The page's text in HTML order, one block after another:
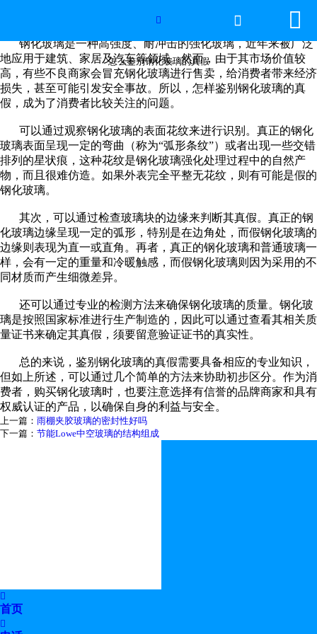
网站首页
世界杯官方网页版
产品中心
新闻中心
工程案例
视频中心
联系我们

怎么鉴别钢化玻璃的真假
 
怎么鉴别钢化玻璃的真假
钢化玻璃是一种高强度、耐冲击的强化玻璃，近年来被广泛
地应用于建筑、家居及汽车等领域。然而，由于其市场价值较
高，有些不良商家会冒充钢化玻璃进行售卖，给消费者带来经济
损失，甚至可能引发安全事故。所以，怎样鉴别钢化玻璃的真
假，成为了消费者比较关注的问题。
可以通过观察钢化玻璃的表面花纹来进行识别。真正的钢化
玻璃表面呈现一定的弯曲（称为“弧形条纹”）或者出现一些交错
排列的星状痕，这种花纹是钢化玻璃强化处理过程中的自然产
物，而且很难仿造。如果外表完全平整无花纹，则有可能是假的
钢化玻璃。
其次，可以通过检查玻璃块的边缘来判断其真假。真正的钢
化玻璃边缘呈现一定的弧形，特别是在边角处，而假钢化玻璃的
边缘则表现为直一或直角。再者，真正的钢化玻璃和普通玻璃一
样，会有一定的重量和冷暖触感，而假钢化玻璃则因为采用的不
同材质而产生细微差异。
还可以通过专业的检测方法来确保钢化玻璃的质量。钢化玻
璃是按照国家标准进行生产制造的，因此可以通过查看其相关质
量证书来确定其真假，须要留意验证证书的真实性。
总的来说，鉴别钢化玻璃的真假需要具备相应的专业知识，
但如上所述，可以通过几个简单的方法来协助初步区分。作为消
费者，购买钢化玻璃时，也要注意选择有信誉的品牌商家和具有
权威认证的产品，以确保自身的利益与安全。
上一篇： 雨棚夹胶玻璃的密封性好吗
下一篇： 节能Lowe中空玻璃的结构组成

首页
